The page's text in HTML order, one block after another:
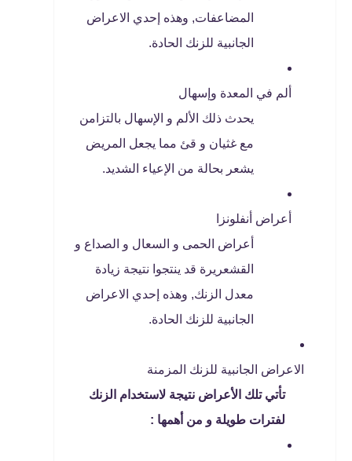
المضاعفات, وهذه إحدي الاعراض
الجانبية للزنك الحادة.
ألم في المعدة وإسهال
يحدث ذلك الألم و الإسهال بالتزامن
مع غثيان و قئ مما يجعل المريض
يشعر بحالة من الإعياء الشديد.
أعراض أنفلونزا
أعراض الحمى و السعال و الصداع و
القشعريرة قد ينتجوا نتيجة زيادة
معدل الزنك, وهذه إحدي الاعراض
الجانبية للزنك الحادة.
الاعراض الجانبية للزنك المزمنة
تأتي تلك الأعراض نتيجة لاستخدام الزنك
لفترات طويلة و من أهمها :